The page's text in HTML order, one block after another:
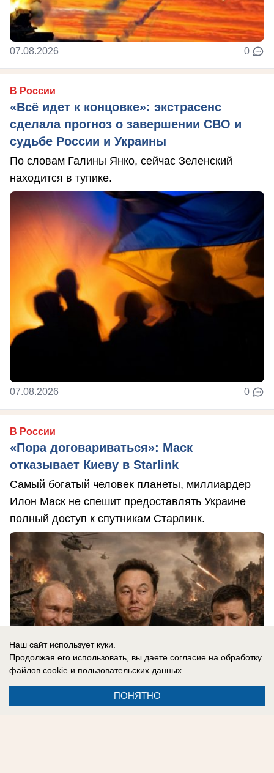
07.08.2026 0
В России
«Всё идет к концовке»: экстрасенс
сделала прогноз о завершении СВО и
судьбе России и Украины
По словам Галины Янко, сейчас Зеленский
находится в тупике.
07.08.2026 0
В России
«Пора договариваться»: Маск
отказывает Киеву в Starlink
Самый богатый человек планеты, миллиардер
Илон Маск не спешит предоставлять Украине
полный доступ к спутникам Старлинк.
Наш сайт использует куки.
Продолжая его использовать, вы даете согласие на обработку
файлов cookie и пользовательских данных.
ПОНЯТНО